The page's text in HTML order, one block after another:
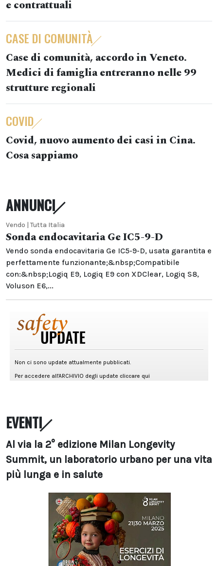
e contrattuali
CASE DI COMUNITÀ
Case di comunità, accordo in Veneto.
Medici di famiglia entreranno nelle 99
strutture regionali
COVID
Covid, nuovo aumento dei casi in Cina.
Cosa sappiamo
ANNUNCI
Vendo | Tutta Italia
Sonda endocavitaria Ge IC5-9-D
Vendo sonda endocavitaria Ge IC5-9-D, usata garantita e
perfettamente funzionante;&nbsp;Compatibile
con:&nbsp;Logiq E9, Logiq E9 con XDClear, Logiq S8,
Voluson E6,...
EVENTI
Al via la 2° edizione Milan Longevity
Summit, un laboratorio urbano per una vita
più lunga e in salute